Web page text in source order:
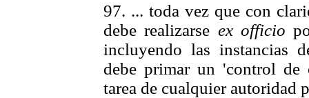
97. ... toda vez que con
debe realizarse ex officio
incluyendo las instancias
debe primar un 'control de
tarea de cualquier autoridad